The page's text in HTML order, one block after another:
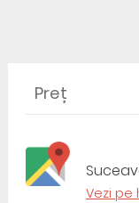
Preț
Vezi pe